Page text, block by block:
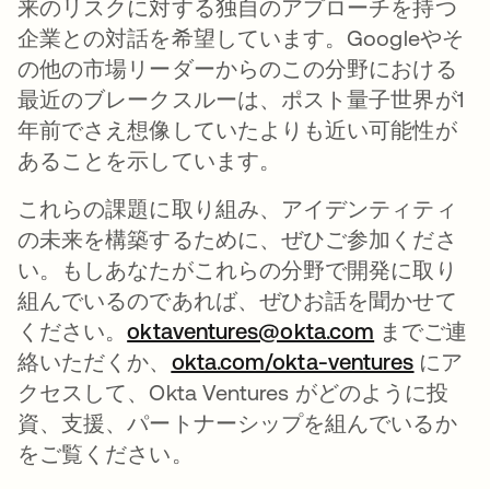
来のリスクに対する独自のアプローチを持つ
企業との対話を希望しています。Googleやそ
の他の市場リーダーからのこの分野における
最近のブレークスルーは、ポスト量子世界が1
年前でさえ想像していたよりも近い可能性が
あることを示しています。
これらの課題に取り組み、アイデンティティ
の未来を構築するために、ぜひご参加くださ
い。もしあなたがこれらの分野で開発に取り
組んでいるのであれば、ぜひお話を聞かせて
ください。oktaventures@okta.com 新しいタ
までご連
絡いただくか、 okta.com/okta-ventures にア
クセスして、Okta Ventures がどのように投
資、支援、パートナーシップを組んでいるか
をご覧ください。